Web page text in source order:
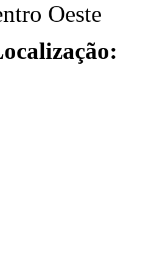
Oeste